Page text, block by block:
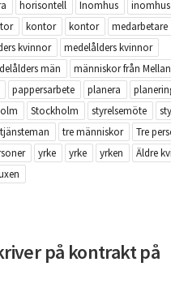
horisontell Inomhus inomhus
kontor kontor medarbetare
kvinnor
medelålders kvinnor
män
människor från
pappersarbete planera
Stockholm styrelsemöte
tjänsteman tre människor
Tre
yrke yrke yrken
Äldre
på kontrakt på